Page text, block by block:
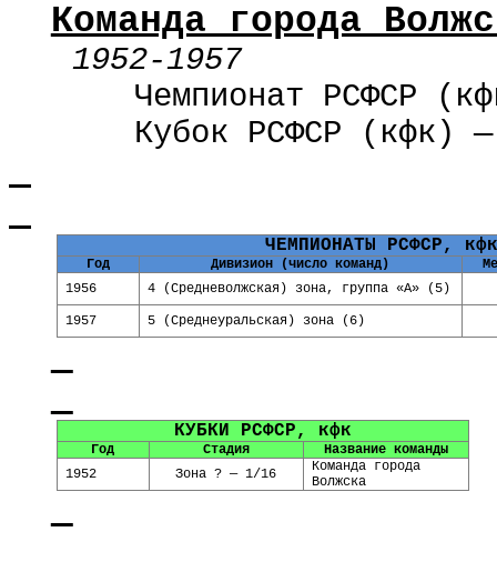
Команда города
1952-1957
Чемпионат РСФСР
Кубок РСФСР (кфк)
ЧЕМПИОНАТЫ РСФСР,
Год Дивизион (число команд)
1956
4 (Средневолжская) зона, группа «А» (5)
1957 5 (Среднеуральская) зона (6)
КУБКИ РСФСР, кфк
Год Стадия
Название команды
1952
Зона ? — 1/16
Команда города
Волжска